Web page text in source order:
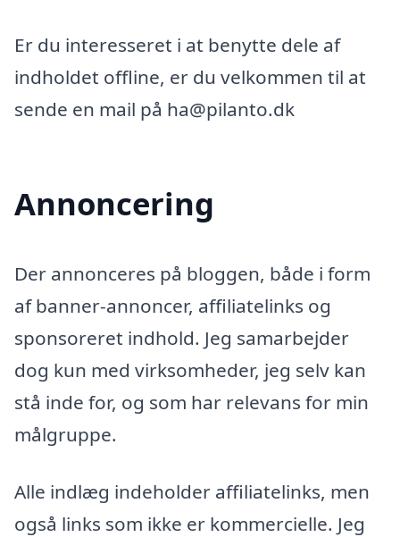
Er du interesseret i at benytte dele af
indholdet offline, er du velkommen til at
sende en mail på ha@pilanto.dk
Annoncering
Der annonceres på bloggen, både i form
af banner-annoncer, affiliatelinks og
sponsoreret indhold. Jeg samarbejder
dog kun med virksomheder, jeg selv kan
stå inde for, og som har relevans for min
målgruppe.
Alle indlæg indeholder affiliatelinks, men
også links som ikke er kommercielle. Jeg